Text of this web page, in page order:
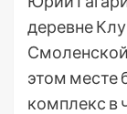
деревне
Смоленской
этом
комплекс в